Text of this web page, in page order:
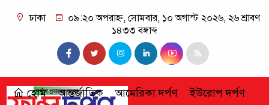
ঢাকা
০৯:২০ অপরাহ্ন, সোমবার, ১০ অগাস্ট ২০২৬, ২৬ শ্রাবণ
১৪৩৩ বঙ্গাব্দ
হোম আন্তর্জাতিক আমেরিকা দর্পণ ইউরোপ দর্পণ